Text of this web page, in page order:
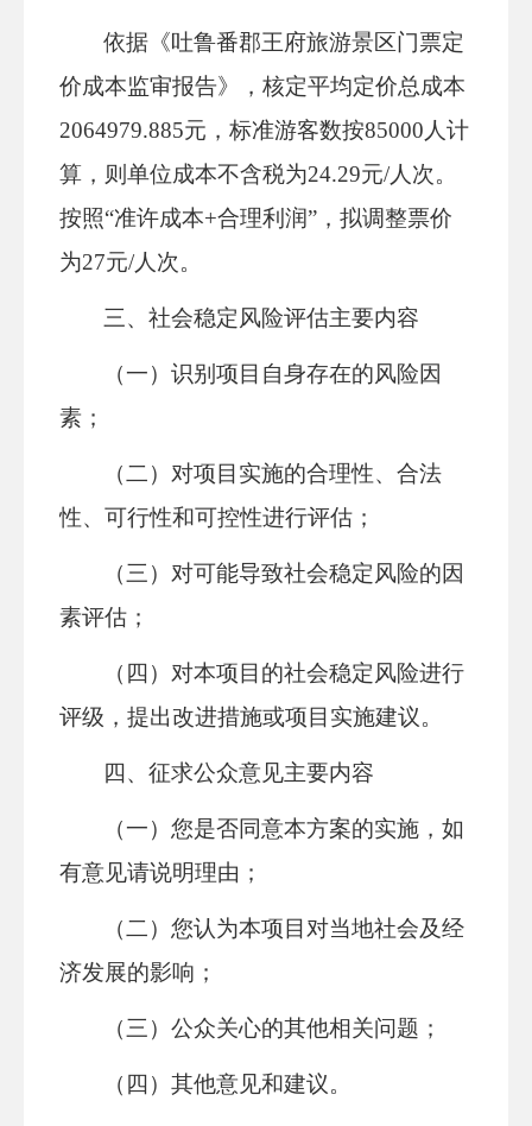
依据《吐鲁番郡王府旅游景区门票定
价成本监审报告》，核定平均定价总成本
2064979.885元，标准游客数按85000人计
算，则单位成本不含税为24.29元/人次。
按照“准许成本+合理利润”，拟调整票价
为27元/人次。
三、社会稳定风险评估主要内容
（一）识别项目自身存在的风险因
素；
（二）对项目实施的合理性、合法
性、可行性和可控性进行评估；
（三）对可能导致社会稳定风险的因
素评估；
（四）对本项目的社会稳定风险进行
评级，提出改进措施或项目实施建议。
四、征求公众意见主要内容
（一）您是否同意本方案的实施，如
有意见请说明理由；
（二）您认为本项目对当地社会及经
济发展的影响；
（三）公众关心的其他相关问题；
（四）其他意见和建议。